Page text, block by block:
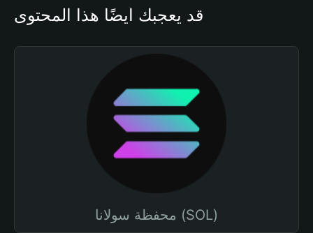
قد يعجبك أيضًا هذا المحتوى
محفظة سولانا (SOL)